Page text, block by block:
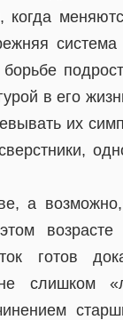
система
в его
их
а
возрасте
готов
слишком